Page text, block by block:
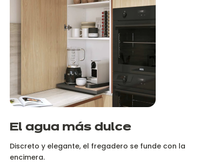
El agua más dulce
Discreto y elegante, el fregadero se funde con la
encimera.